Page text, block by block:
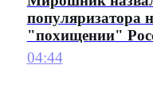
популяризатора
"похищении"
04:44